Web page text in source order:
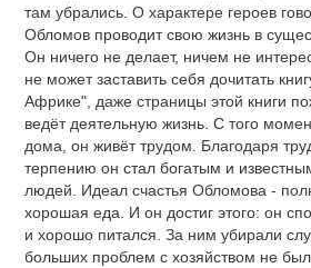
там убрались. О характере героев
Обломов проводит свою жизнь в
Он ничего не делает, ничем не
не может заставить себя дочитать
Африке", даже страницы этой книги
ведёт деятельную жизнь. С того
дома, он живёт трудом. Благодаря
терпению он стал богатым и
людей. Идеал счастья Обломова -
хорошая еда. И он достиг этого: он
и хорошо питался. За ним убирали
больших проблем с хозяйством не